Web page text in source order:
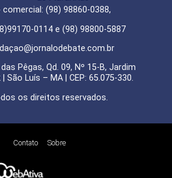
(98) 98860-0388,
0114 e (98) 98800-5887
Pêgas, Qd. 09, Nº 15-B, Jardim
São Luís – MA | CEP: 65.075-330.
os direitos reservados.
Contato Sobre